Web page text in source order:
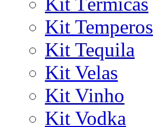
Kit Temperos
Kit Tequila
Kit Velas
Kit Vinho
Kit Vodka